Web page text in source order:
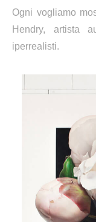
Ogni vogliamo
Hendry, artista
iperrealisti.